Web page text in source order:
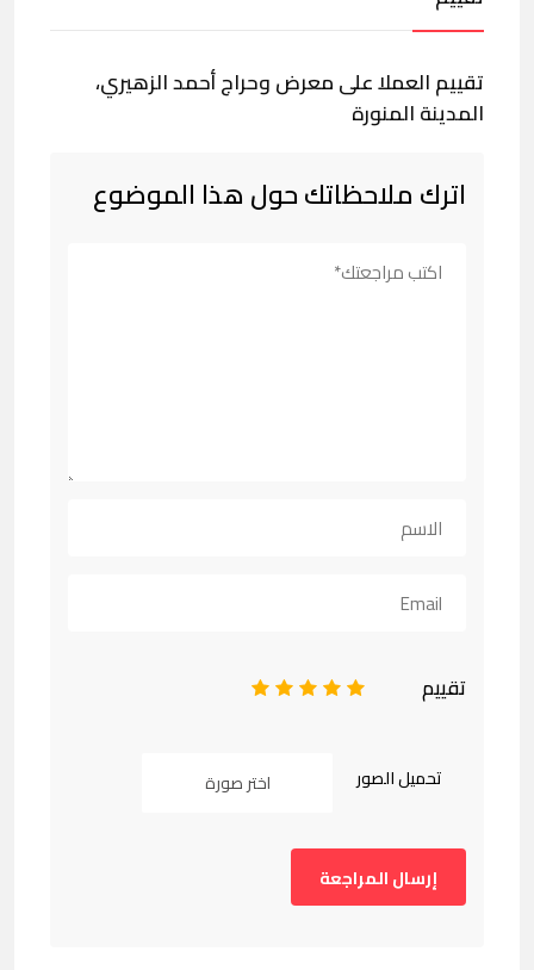
تقييم العملا على معرض وحراج أحمد الزهيري،
المدينة المنورة
اترك ملاحظاتك حول هذا الموضوع
تقييم 5
4
3
2
تحميل الصور اختر صورة